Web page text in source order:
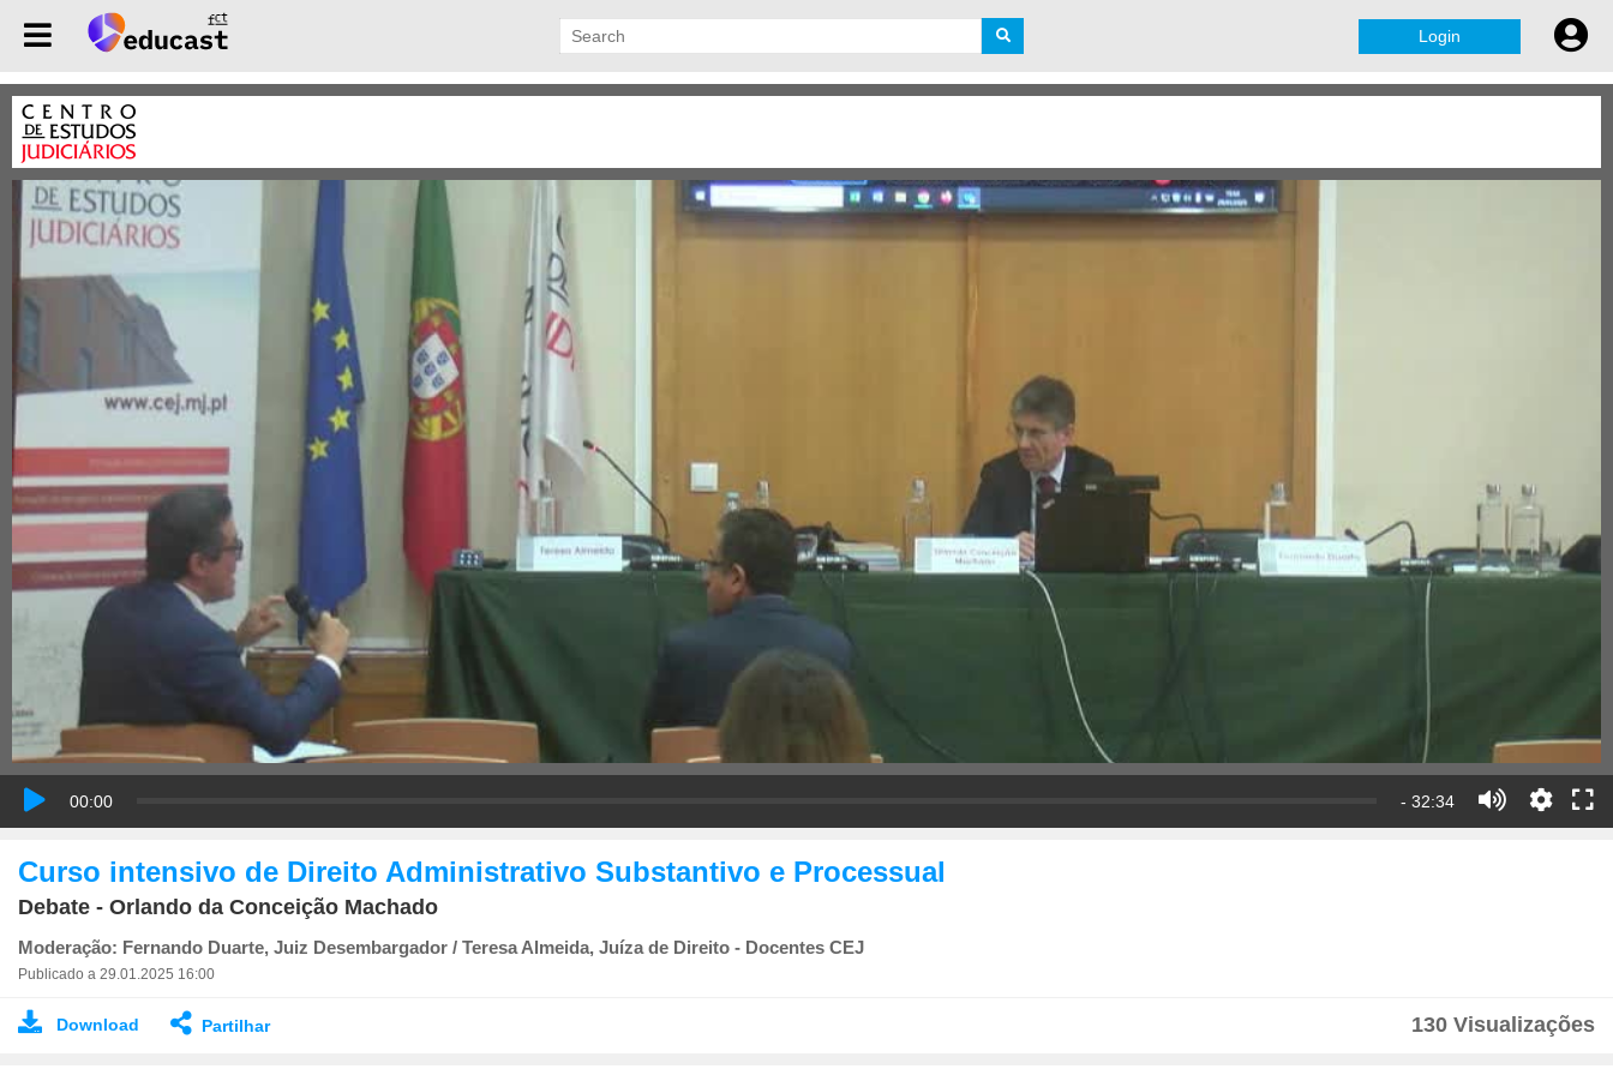
Login
00:00 - 32:34
Curso intensivo de Direito Administrativo Substantivo e Processual
Debate - Orlando da Conceição Machado
Moderação: Fernando Duarte, Juiz Desembargador / Teresa Almeida, Juíza de Direito - Docentes CEJ
Publicado a 29.01.2025 16:00
Download Partilhar 130 Visualizações